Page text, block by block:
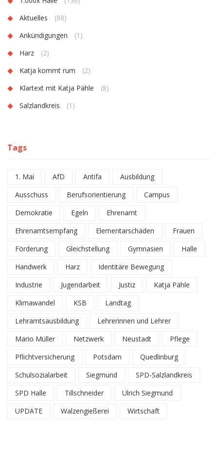
Aktuelles
(88)
Ankündigungen
(1)
Harz
(2)
Katja kommt rum
(2)
Klartext mit Katja Pähle
(8)
Salzlandkreis
(1)
Tags
1. Mai AfD Antifa
Ausbildung
Ausschuss
Berufsorientierung
Campus
Demokratie
Egeln
Ehrenamt
Ehrenamtsempfang
Elementarschäden
Frauen
Förderung
Gleichstellung Gymnasien
Halle
Handwerk
Harz
Identitäre Bewegung
Industrie
Jugendarbeit Justiz
Katja Pähle
Klimawandel
KSB
Landtag
Lehramtsausbildung
Lehrerinnen und Lehrer
Mario Müller
Netzwerk Neustadt
Pflege
Pflichtversicherung
Potsdam
Quedlinburg
Schulsozialarbeit
Siegmund
SPD-Salzlandkreis
SPD Halle
Tillschneider
Ulrich Siegmund
UPDATE
Walzengießerei Wirtschaft